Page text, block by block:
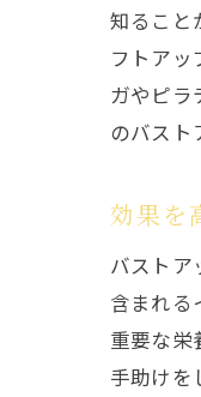
知ること
フトアッ
ガやピラ
のバスト
効果を
バストア
含まれる
重要な栄
手助けを